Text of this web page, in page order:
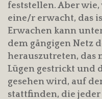
feststellen. Aber
eine/r erwacht, das
Erwachen kann
dem gängigen Netz
herauszutreten, das
Lügen gestrickt und
gesehen wird, auf
stattfinden, die jeder